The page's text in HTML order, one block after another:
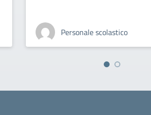
Personale scolastico